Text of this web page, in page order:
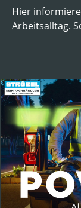
Hier
Arbeitsalltag.